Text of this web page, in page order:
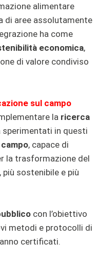
alimentare
di aree assolutamente
ha come
economica,
di valore condiviso
sul campo
la ricerca
in questi
, capace di
la trasformazione del
più sostenibile e più
con l’obiettivo
metodi e protocolli di
certificati.